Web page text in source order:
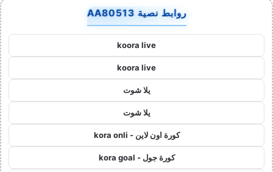
روابط نصية AA80513
koora live
koora live
يلا شوت
يلا شوت
كورة اون لاين - kora onli
كورة جول - kora goal